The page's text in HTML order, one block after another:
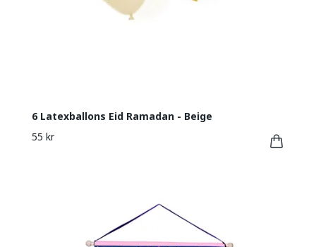
6 Latexballons Eid Ramadan - Beige
55 kr